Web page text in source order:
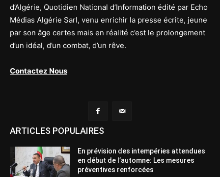
d’Algérie, Quotidien National d’Information édité par Echo
Médias Algérie Sarl, venu enrichir la presse écrite, jeune
par son âge certes mais en réalité c’est le prolongement
d’un idéal, d’un combat, d’un rêve.
Contactez Nous
ARTICLES POPULAIRES
En prévision des intempéries attendues
en début de l’automne: Les mesures
préventives renforcées